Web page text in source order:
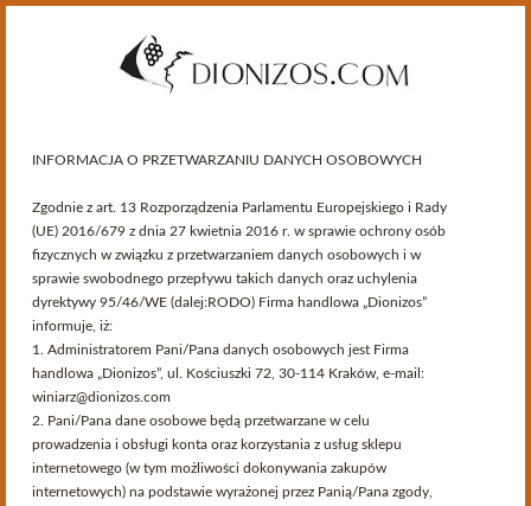
Kategorie
>
Producenci
INFORMACJA O PRZETWARZANIU DANYCH OSOBOWYCH
Zgodnie z art. 13 Rozporządzenia Parlamentu Europejskiego i Rady
(UE) 2016/679 z dnia 27 kwietnia 2016 r. w sprawie ochrony osób
fizycznych w związku z przetwarzaniem danych osobowych i w
sprawie swobodnego przepływu takich danych oraz uchylenia
dyrektywy 95/46/WE (dalej:RODO) Firma handlowa „Dionizos”
informuje, iż:
1. Administratorem Pani/Pana danych osobowych jest Firma
handlowa „Dionizos”, ul. Kościuszki 72, 30-114 Kraków, e-mail:
winiarz@dionizos.com
2. Pani/Pana dane osobowe będą przetwarzane w celu
prowadzenia i obsługi konta oraz korzystania z usług sklepu
internetowego (w tym możliwości dokonywania zakupów
internetowych) na podstawie wyrażonej przez Panią/Pana zgody,